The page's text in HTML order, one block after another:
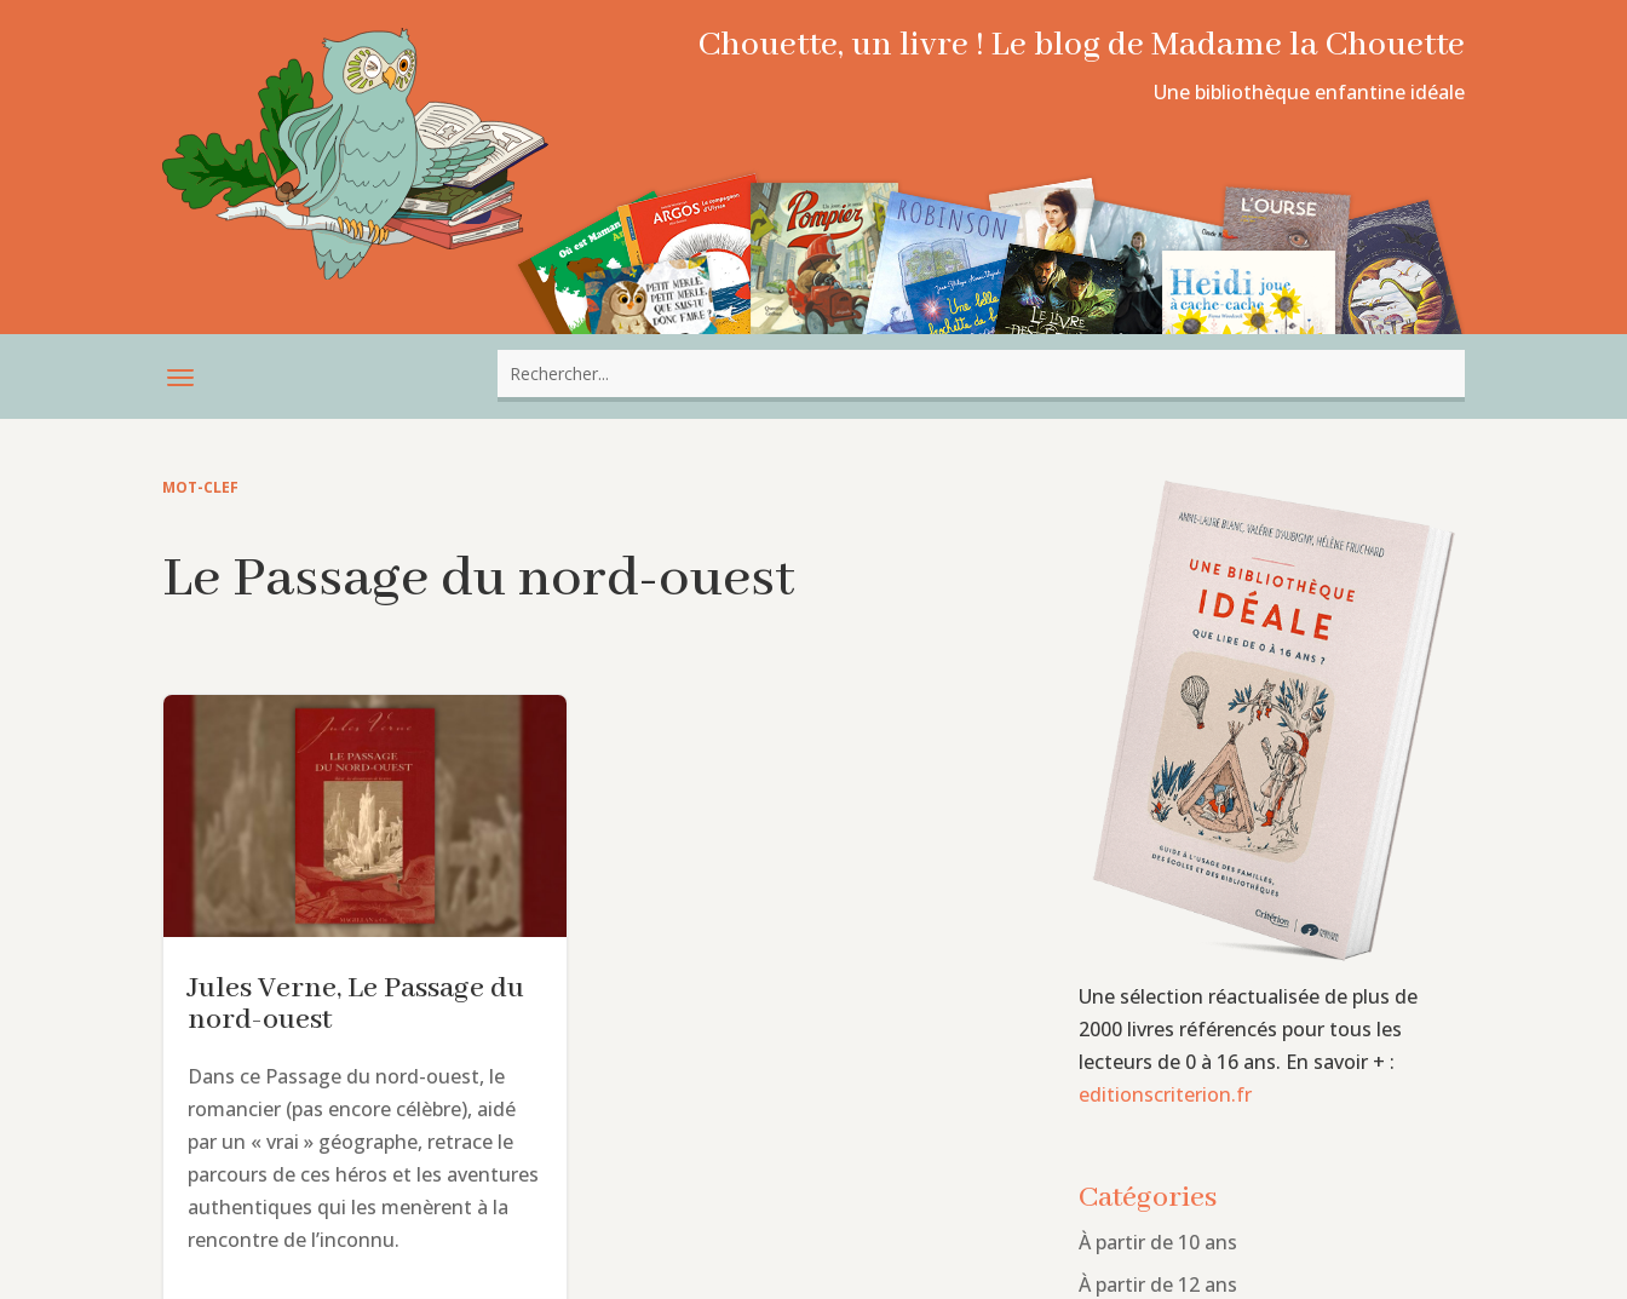
Chouette, un livre ! Le blog de Madame la Chouette
Une bibliothèque enfantine idéale
MOT-CLEF
Le Passage du nord-ouest
Jules Verne, Le Passage du
nord-ouest
Dans ce Passage du nord-ouest, le
romancier (pas encore célèbre), aidé
par un « vrai » géographe, retrace le
parcours de ces héros et les aventures
authentiques qui les menèrent à la
rencontre de l’inconnu.
Une sélection réactualisée de plus de
2000 livres référencés pour tous les
lecteurs de 0 à 16 ans. En savoir + :
editionscriterion.fr
Catégories
À partir de 10 ans
À partir de 12 ans